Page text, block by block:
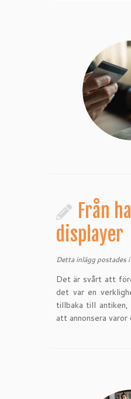
Från
displayer
Detta inlägg postades i
Det är svårt att
det var en
tillbaka till
att annonsera